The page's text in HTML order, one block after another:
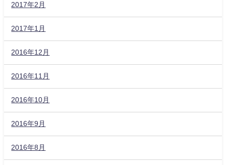
2017年2月
2017年1月
2016年12月
2016年11月
2016年10月
2016年9月
2016年8月